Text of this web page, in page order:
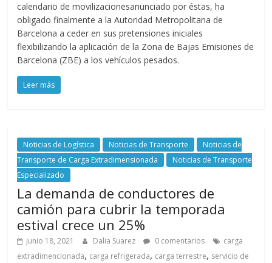
calendario de movilizacionesanunciado por éstas, ha
obligado finalmente a la Autoridad Metropolitana de
Barcelona a ceder en sus pretensiones iniciales
flexibilizando la aplicación de la Zona de Bajas Emisiones de
Barcelona (ZBE) a los vehículos pesados.
Leer más
Noticias de Logística Noticias de Transporte
Noticias de
Transporte de Carga Extradimensionada
Noticias de Transporte
Especializado
La demanda de conductores de
camión para cubrir la temporada
estival crece un 25%
junio 18, 2021 Dalia Suarez 0 comentarios
carga
extradimencionada, carga refrigerada, carga terrestre, servicio de